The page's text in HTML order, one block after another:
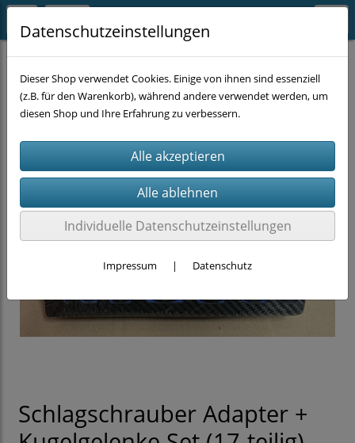
TOP-SELLER
Schlagschrauber Adapter +
Datenschutzeinstellungen
Dieser Shop verwendet Cookies. Einige von ihnen sind essenziell
(z.B. für den Warenkorb), während andere verwendet werden, um
diesen Shop und Ihre Erfahrung zu verbessern.
Individuelle Datenschutzeinstellungen
Impressum | Datenschutz